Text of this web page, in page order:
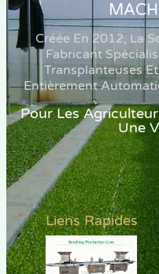
Créée En 2012, La
Fabricant
Transplanteuses
Entièrement
Pour Les
Une
Liens Rapides